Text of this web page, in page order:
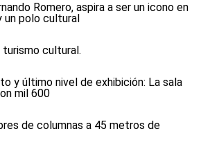
Romero, aspira a ser un icono en
un polo cultural
cultural.
y último nivel de exhibición: La sala
mil 600
de columnas a 45 metros de